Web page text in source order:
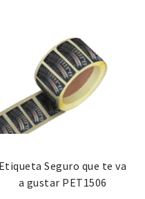
Etiqueta Seguro que te va
a gustar PET1506